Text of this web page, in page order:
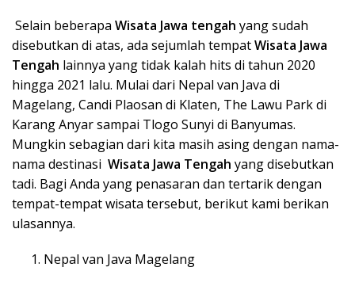
Selain beberapa Wisata Jawa tengah yang sudah
disebutkan di atas, ada sejumlah tempatWisata Jawa
Tengah lainnya yang tidak kalah hits di tahun 2020
hingga 2021 lalu. Mulai dari Nepal van Java di
Magelang, Candi Plaosan di Klaten, The Lawu Park di
Karang Anyar sampai Tlogo Sunyi di Banyumas.
Mungkin sebagian dari kita masih asing dengan nama-
nama destinasi Wisata Jawa Tengah yang disebutkan
tadi. Bagi Anda yang penasaran dan tertarik dengan
tempat-tempat wisata tersebut, berikut kami berikan
ulasannya.
Nepal van Java Magelang